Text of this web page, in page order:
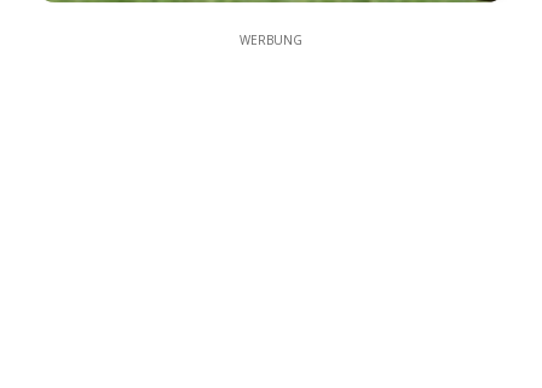
WERBUNG